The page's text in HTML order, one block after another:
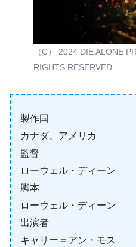
（C） 2024 DIE ALONE
RIGHTS RESERVED.
製作国
カナダ、アメリカ
監督
ローウェル・ディーン
脚本
ローウェル・ディーン
出演者
キャリー＝アン・モス